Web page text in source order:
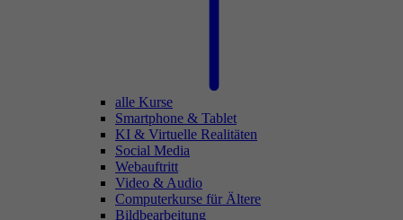
alle Kurse
Smartphone & Tablet
KI & Virtuelle Realitäten
Social Media
Webauftritt
Video & Audio
Computerkurse für Ältere
Bildbearbeitung